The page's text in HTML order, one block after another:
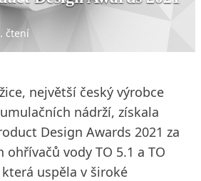
čtení
největší český výrobce
nádrží, získala
Design Awards 2021 za
vody TO 5.1 a TO
uspěla v široké